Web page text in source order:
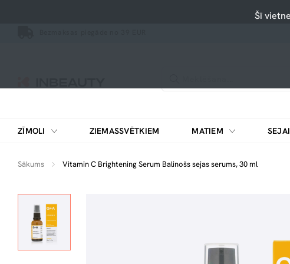
ZĪMOLI ZIEMASSVĒTKIEM MATIEM
Sākums Vitamin C Brightening Serum Balinošs sejas serums, 30 ml
Šī